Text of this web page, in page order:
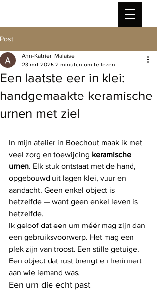
Post
Een laatste eer in klei:
handgemaakte keramische
urnen met ziel
Ann-Katrien Malaise
28 mrt 2025 2 minuten om te lezen
In mijn atelier in Boechout maak ik met
veel zorg en toewijding keramische
urnen. Elk stuk ontstaat met de hand,
opgebouwd uit lagen klei, vuur en
aandacht. Geen enkel object is
hetzelfde — want geen enkel leven is
hetzelfde.
Ik geloof dat een urn méér mag zijn dan
een gebruiksvoorwerp. Het mag een
plek zijn van troost. Een stille getuige.
Een object dat rust brengt en herinnert
aan wie iemand was.
Een urn die echt past